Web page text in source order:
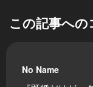
この記事への
No Name